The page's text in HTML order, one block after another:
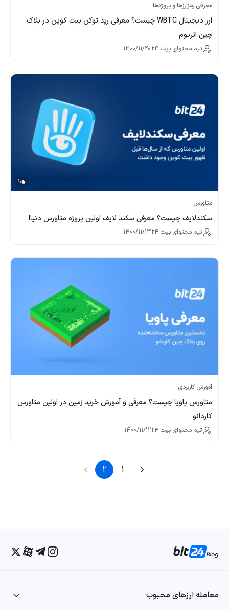
معرفی رمزارزها و پروژه‌ها
ارز دیجیتال WBTC چیست؟ معرفی رپد توکن بیت کوین در بلاک
چین اتریوم
تیم محتوای بیت ۲۴ 1400/11/20
1
متاورس
سکندلایف چیست؟ معرفی سکند لایف اولین پروژه متاورس دنیا!
تیم محتوای بیت ۲۴ 1400/11/13
آموزش کاربردی
متاورس پاویا چیست؟ معرفی و آموزش خرید زمین در اولین متاورس
کاردانو
تیم محتوای بیت ۲۴ 1400/11/12
1
2
معامله ارزهای محبوب